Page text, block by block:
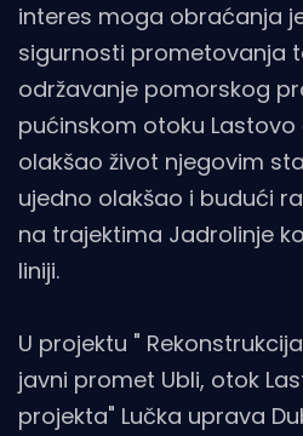
interes moga obraćanja
sigurnosti prometovanja
održavanje pomorskog
pućinskom otoku
olakšao život njegovim
ujedno olakšao i budući
na trajektima Jadrolinje
liniji.
U projektu "
javni promet Ubli, otok
projekta" Lučka uprava